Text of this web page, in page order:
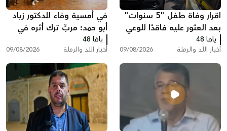
اقرار وفاة طفل "5 سنوات"
بعد العثور عليه فاقدًا للوعي
داخل سيارة في اللد
يافا 48
أخبار اللد والرملة 09/08/2026
في أمسية وفاء للدكتور زياد
أبو حمد: مربٍّ ترك أثره في
العقول والقلوب وحمل ذاكرة
اللد معه
يافا 48
أخبار اللد والرملة 09/08/2026